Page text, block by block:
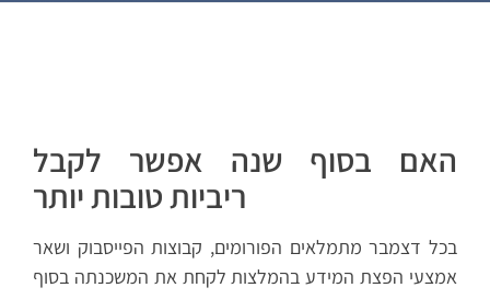
האם בסוף שנה אפשר לקבל
ריביות טובות יותר
בכל דצמבר מתמלאים הפורומים, קבוצות הפייסבוק ושאר
אמצעי הפצת המידע בהמלצות לקחת את המשכנתה בסוף